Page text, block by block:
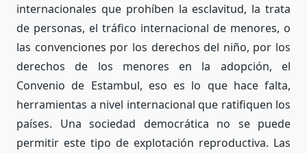
internacionales que prohíben la esclavitud, la trata
de personas, el tráfico internacional de menores, o
las convenciones por los derechos del niño, por los
derechos de los menores en la adopción, el
Convenio de Estambul, eso es lo que hace falta,
herramientas a nivel internacional que ratifiquen los
países. Una sociedad democrática no se puede
permitir este tipo de explotación reproductiva. Las